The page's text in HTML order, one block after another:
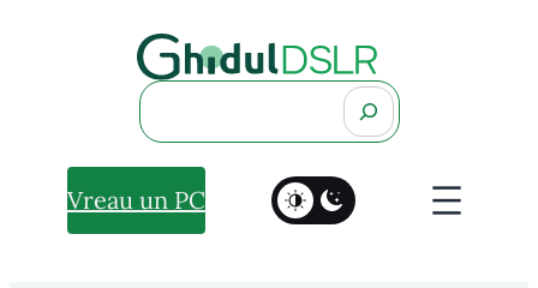
Search
Vreau un PC